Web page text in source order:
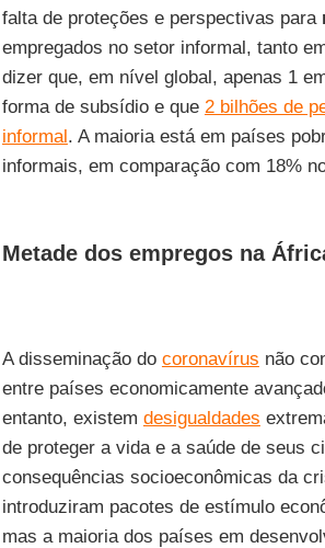
falta de proteções e perspectivas para
empregados no setor informal, tanto
dizer que, em nível global, apenas 1
forma de subsídio e que 2 bilhões de
informal. A maioria está em países
informais, em comparação com 18%
Metade dos empregos na
A disseminação do coronavírus não
entre países economicamente
entanto, existem desigualdades
de proteger a vida e a saúde de seus
consequências socioeconômicas da
introduziram pacotes de estímulo
mas a maioria dos países em